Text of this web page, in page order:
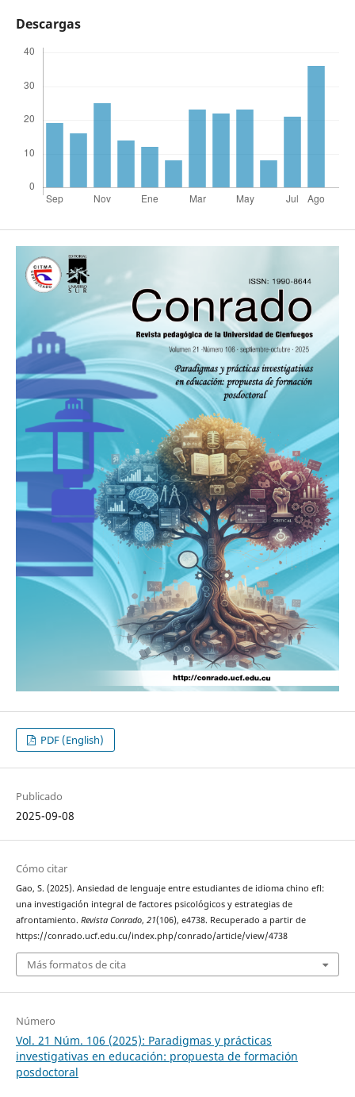
Descargas
PDF (English)
Publicado
2025-09-08
Cómo citar
Gao, S. (2025). Ansiedad de lenguaje entre estudiantes de idioma chino efl:
una investigación integral de factores psicológicos y estrategias de
afrontamiento. Revista Conrado, 21(106), e4738. Recuperado a partir de
https://conrado.ucf.edu.cu/index.php/conrado/article/view/4738
Más formatos de cita
Número
Vol. 21 Núm. 106 (2025): Paradigmas y prácticas
investigativas en educación: propuesta de formación
posdoctoral